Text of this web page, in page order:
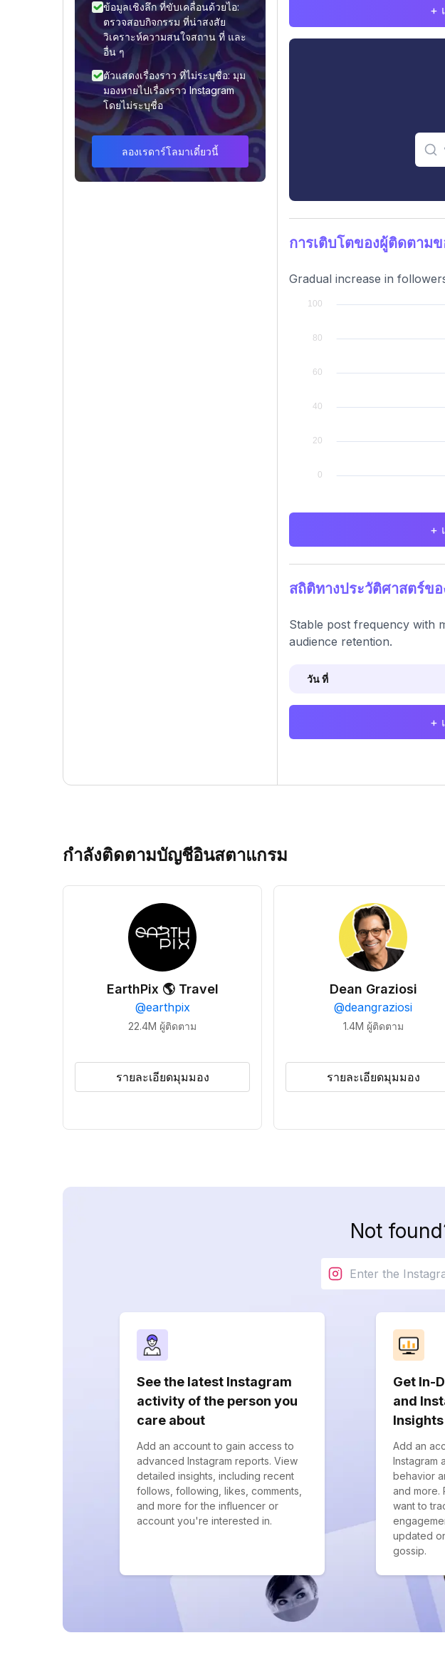
ข้อมูลเชิงลึก ที่ขับเคลื่อนด้วยไอ:
ตรวจสอบกิจกรรม ที่น่าสงสัย
วิเคราะห์ความสนใจสถาน ที่ และ
อื่น ๆ
ตัวแสดงเรื่องราว ที่ไม่ระบุชื่อ: มุม
มองหายไปเรื่องราว Instagram
โดยไม่ระบุชื่อ
ลองเรดาร์โลมาเดี๋ยวนี้
+
การเติบโตของผู้ติดตาม
Gradual increase in
+
สถิติทางประวัติศาสตร์ข
Stable post frequency with
audience retention.
วัน ที่
+
กำลังติดตามบัญชีอินสตาแกรม
EarthPix 🌎 Travel
@earthpix
22.4M ผู้ติดตาม
รายละเอียดมุมมอง
Dean Graziosi
@deangraziosi
1.4M ผู้ติดตาม
รายละเอียดมุมมอง
Not
See the latest Instagram
activity of the person you
care about
Add an account to gain access to
advanced Instagram reports. View
detailed insights, including recent
follows, following, likes, comments,
and more for the influencer or
account you're interested in.
Get In-
and
Insights
Add an
Instagram
behavior
and more.
want to
updated
gossip.